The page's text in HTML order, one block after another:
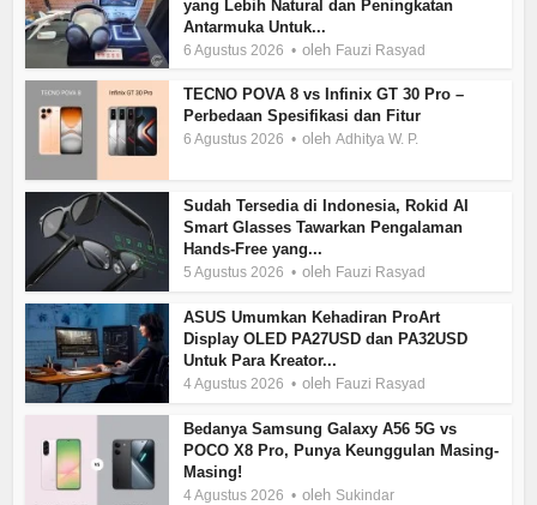
yang Lebih Natural dan Peningkatan
Antarmuka Untuk...
6 Agustus 2026 oleh Fauzi Rasyad
TECNO POVA 8 vs Infinix GT 30 Pro –
Perbedaan Spesifikasi dan Fitur
6 Agustus 2026 olehAdhitya W. P.
Sudah Tersedia di Indonesia, Rokid AI
Smart Glasses Tawarkan Pengalaman
Hands-Free yang...
5 Agustus 2026 oleh Fauzi Rasyad
ASUS Umumkan Kehadiran ProArt
Display OLED PA27USD dan PA32USD
Untuk Para Kreator...
4 Agustus 2026 oleh Fauzi Rasyad
Bedanya Samsung Galaxy A56 5G vs
POCO X8 Pro, Punya Keunggulan Masing-
Masing!
4 Agustus 2026 oleh Sukindar